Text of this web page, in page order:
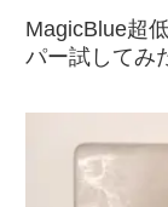
MagicBlue超
パー試してみ